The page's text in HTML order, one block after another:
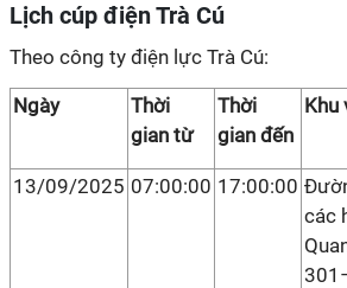
Lịch cúp điện Trà Cú
Theo công ty điện lực Trà Cú:
Ngày
Thời
gian từ
Thời
gian đến
Khu
13/09/2025 07:00:00 17:00:00
các